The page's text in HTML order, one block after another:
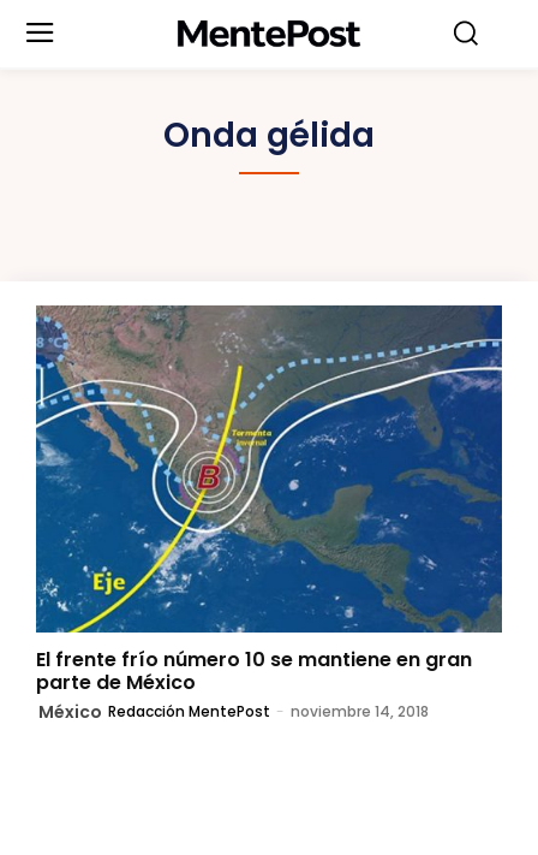
Onda gélida
El frente frío número 10 se mantiene en gran
parte de México
México Redacción MentePost - noviembre 14, 2018